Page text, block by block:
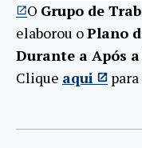
O Grupo de
elaborou oPlano
Durante a Após
Clique aqui